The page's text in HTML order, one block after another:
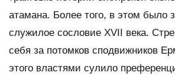
атамана. Более того, в этом было
служилое сословие XVII века.
себя за потомков сподвижников
этого властями сулило